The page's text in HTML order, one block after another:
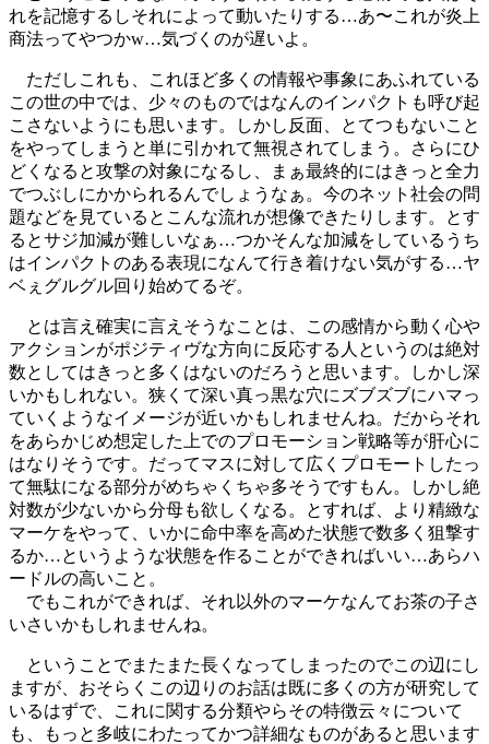
れを記憶するしそれによって動いたりする…あ〜これが炎上
商法ってやつかw…気づくのが遅いよ。
ただしこれも、これほど多くの情報や事象にあふれている
この世の中では、少々のものではなんのインパクトも呼び起
こさないようにも思います。しかし反面、とてつもないこと
をやってしまうと単に引かれて無視されてしまう。さらにひ
どくなると攻撃の対象になるし、まぁ最終的にはきっと全力
でつぶしにかかられるんでしょうなぁ。今のネット社会の問
題などを見ているとこんな流れが想像できたりします。とす
るとサジ加減が難しいなぁ…つかそんな加減をしているうち
はインパクトのある表現になんて行き着けない気がする…ヤ
ベぇグルグル回り始めてるぞ。
とは言え確実に言えそうなことは、この感情から動く心や
アクションがポジティヴな方向に反応する人というのは絶対
数としてはきっと多くはないのだろうと思います。しかし深
いかもしれない。狭くて深い真っ黒な穴にズブズブにハマっ
ていくようなイメージが近いかもしれませんね。だからそれ
をあらかじめ想定した上でのプロモーション戦略等が肝心に
はなりそうです。だってマスに対して広くプロモートしたっ
て無駄になる部分がめちゃくちゃ多そうですもん。しかし絶
対数が少ないから分母も欲しくなる。とすれば、より精緻な
マーケをやって、いかに命中率を高めた状態で数多く狙撃す
るか…というような状態を作ることができればいい…あらハ
ードルの高いこと。
でもこれができれば、それ以外のマーケなんてお茶の子さ
いさいかもしれませんね。
ということでまたまた長くなってしまったのでこの辺にし
ますが、おそらくこの辺りのお話は既に多くの方が研究して
いるはずで、これに関する分類やらその特徴云々について
も、もっと多岐にわたってかつ詳細なものがあると思います